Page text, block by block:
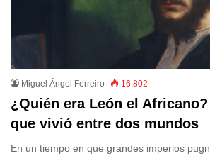
Miguel Ángel Ferreiro 16.802
¿Quién era León el
que vivió entre dos mundos
En un tiempo en que grandes imperios